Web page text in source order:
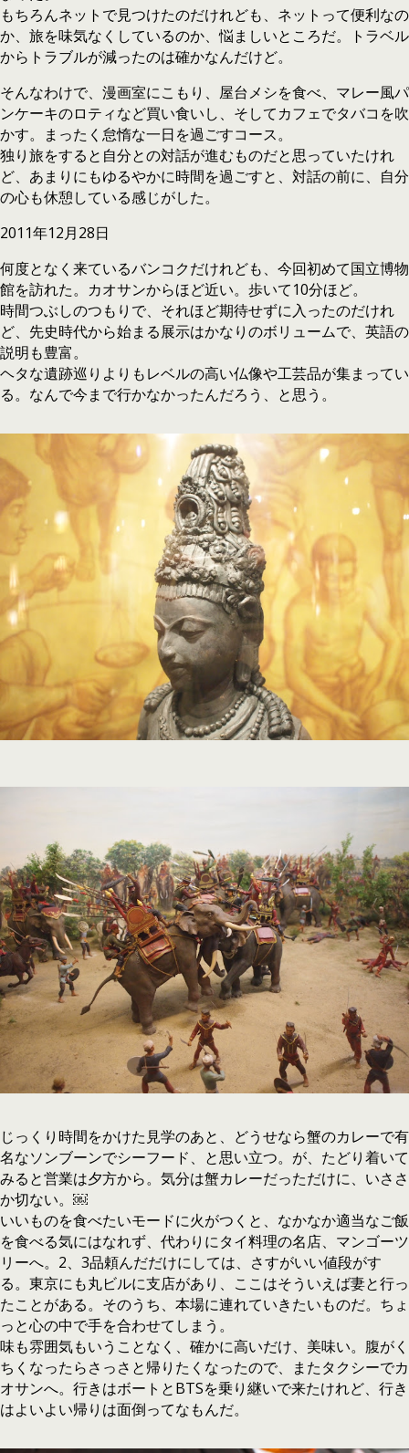
もちろんネットで見つけたのだけれども、ネットって便利なの
か、旅を味気なくしているのか、悩ましいところだ。トラベル
からトラブルが減ったのは確かなんだけど。
そんなわけで、漫画室にこもり、屋台メシを食べ、マレー風パ
ンケーキのロティなど買い食いし、そしてカフェでタバコを吹
かす。まったく怠惰な一日を過ごすコース。
独り旅をすると自分との対話が進むものだと思っていたけれ
ど、あまりにもゆるやかに時間を過ごすと、対話の前に、自分
の心も休憩している感じがした。
2011年12月28日
何度となく来ているバンコクだけれども、今回初めて国立博物
館を訪れた。カオサンからほど近い。歩いて10分ほど。
時間つぶしのつもりで、それほど期待せずに入ったのだけれ
ど、先史時代から始まる展示はかなりのボリュームで、英語の
説明も豊富。
ヘタな遺跡巡りよりもレベルの高い仏像や工芸品が集まってい
る。なんで今まで行かなかったんだろう、と思う。
じっくり時間をかけた見学のあと、どうせなら蟹のカレーで有
名なソンブーンでシーフード、と思い立つ。が、たどり着いて
みると営業は夕方から。気分は蟹カレーだっただけに、いささ
か切ない。￼
いいものを食べたいモードに火がつくと、なかなか適当なご飯
を食べる気にはなれず、代わりにタイ料理の名店、マンゴーツ
リーへ。2、3品頼んだだけにしては、さすがいい値段がす
る。東京にも丸ビルに支店があり、ここはそういえば妻と行っ
たことがある。そのうち、本場に連れていきたいものだ。ちょ
っと心の中で手を合わせてしまう。
味も雰囲気もいうことなく、確かに高いだけ、美味い。腹がく
ちくなったらさっさと帰りたくなったので、またタクシーでカ
オサンへ。行きはボートとBTSを乗り継いで来たけれど、行き
はよいよい帰りは面倒ってなもんだ。